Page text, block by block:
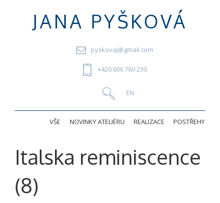
JANA PYŠKOVÁ
pyskovaj@gmail.com
+420 606 760 230
VŠE NOVINKY ATELIÉRU REALIZACE POSTŘEHY
Italska reminiscence
(8)